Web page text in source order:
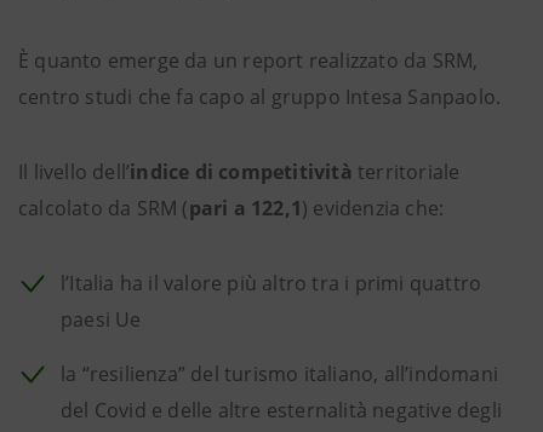
È quanto emerge da un report realizzato da SRM,
centro studi che fa capo al gruppo Intesa Sanpaolo.
Il livello dell’indice di competitivitàterritoriale
calcolato da SRM (pari a 122,1) evidenzia che:
l’Italia ha il valore più altro tra i primi quattro
paesi Ue
la “resilienza” del turismo italiano, all’indomani
del Covid e delle altre esternalità negative degli